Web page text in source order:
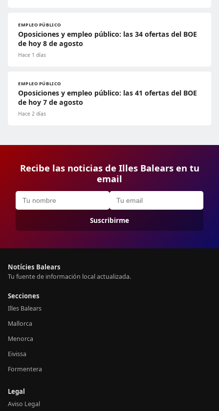
EMPLEO PÚBLICO
Oposiciones y empleo público: las 34 ofertas del BOE
de hoy 8 de agosto
Hace 1 días
EMPLEO PÚBLICO
Oposiciones y empleo público: las 41 ofertas del BOE
de hoy 7 de agosto
Hace 2 días
Recibe las noticias de Illes Balears en tu
email
Suscribirme
Notícies Balears
Tu fuente de información local actualizada.
Secciones
Illes Balears
Mallorca
Menorca
Eivissa
Formentera
Legal
Aviso Legal